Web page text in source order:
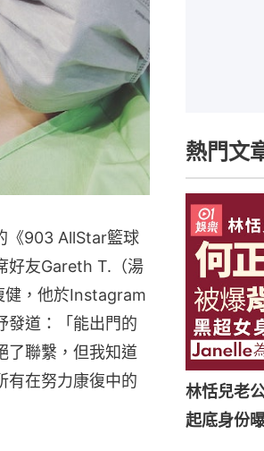
《903 AllStar籃球
好友Gareth T.（湯
健，他於Instagram
發道：「能出門的
了聯繫，但我知道
有在努力康復中的
熱門文
林恬兒老
起底身份